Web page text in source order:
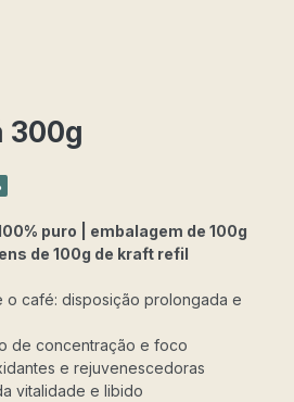
300g
puro | embalagem de 100g
de 100g de kraft refil
o café: disposição prolongada e
de concentração e foco
e rejuvenescedoras
vitalidade e libido